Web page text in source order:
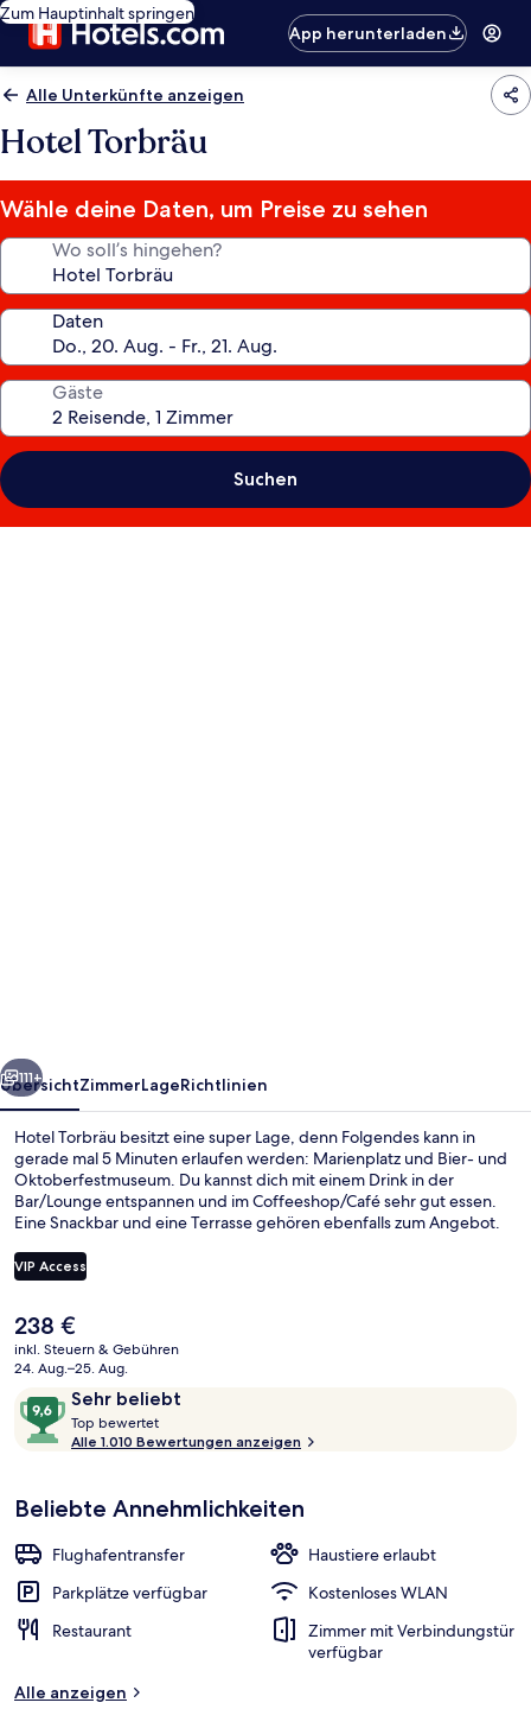
Zum Hauptinhalt springen
App herunterladen
Alle Unterkünfte anzeigen
Hotel Torbräu
Wähle deine Daten, um Preise zu sehen
Wo soll’s hingehen?
Daten
Gäste
Suchen
Weiter
111+
ÜbersichtZimmerLageRichtlinien
Hotel Torbräu besitzt eine super Lage, denn Folgendes kann in
gerade mal 5 Minuten erlaufen werden: Marienplatz und Bier- und
Oktoberfestmuseum. Du kannst dich mit einem Drink in der
Bar/Lounge entspannen und im Coffeeshop/Café sehr gut essen.
Eine Snackbar und eine Terrasse gehören ebenfalls zum Angebot.
Bewertungen von anderen Reisenden. Die Unterkunft ist nur einen
kurzen Fußmarsch von den öffentlichen Verkehrsmitteln entfernt:
(Straßenbahnhaltestelle Mariannenplatz).
VIP Access
Der
aktuelle
Preis
238 €.
238 €
inkl. Steuern & Gebühren
24. Aug.–25. Aug.
Bewertungen
Sehr beliebt
9,6
von
10,
beliebt
Top bewertet
o
b
w
r
Alle 1.010 Bewertungen anzeigen
Beliebte Annehmlichkeiten
Flughafentransfer
Haustiere erlaubt
Parkplätze verfügbar
Kostenloses WLAN
Restaurant
Zimmer mit Verbindungstür
verfügbar
Alle anzeigen